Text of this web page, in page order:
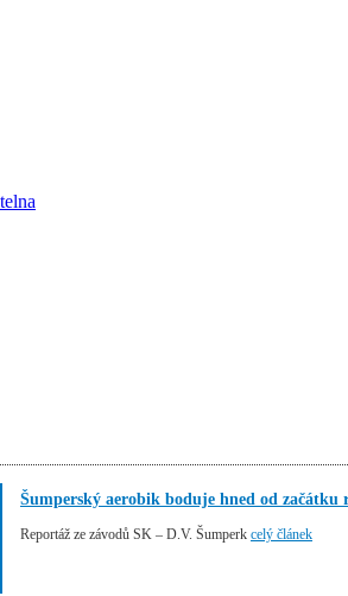
Šumperský aerobik boduje hned od začátku
Reportáž ze závodů SK – D.V. Šumperk celý článek